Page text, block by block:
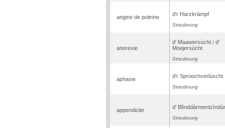
angine de poitrine d'r Harzkràmpf
Strasbourg
anorexie
d' Maawersùcht / d'
Moejersùcht
Strasbourg
aphasie d'r Sproochverlùscht
Strasbourg
appendicite d'
Strasbourg